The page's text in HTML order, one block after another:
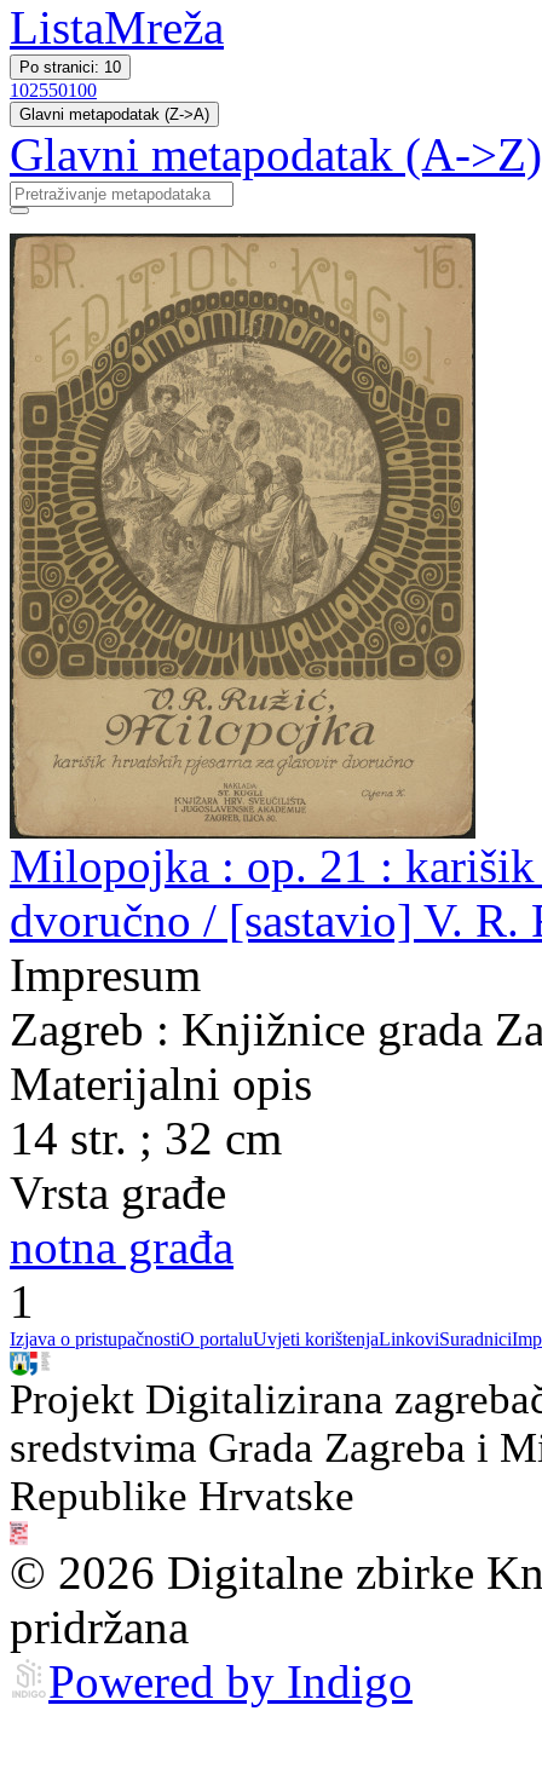
ListaMreža
Po stranici: 10
102550100
Glavni metapodatak (Z->A)
Glavni metapodatak (A->Z)
Milopojka : op. 21 : karišik
dvoručno / [sastavio] V. R.
Impresum
Zagreb : Knjižnice grada
Materijalni opis
14 str. ; 32 cm
Vrsta građe
notna građa
1
Izjava o pristupačnostiO portaluUvjeti korištenjaLinkoviSuradnici
Projekt Digitalizirana
sredstvima Grada Zagreba i
Republike Hrvatske
© 2026 Digitalne zbirke
pridržana
Powered by Indigo